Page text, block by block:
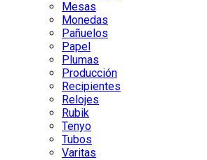
Mesas
Monedas
Pañuelos
Papel
Plumas
Producción
Recipientes
Relojes
Rubik
Tenyo
Tubos
Varitas